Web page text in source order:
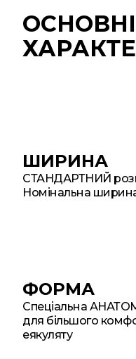
ОСНОВНІ
ШИРИНА
СТАНДАРТНИЙ
Номінальна
ФОРМА
Спеціальна
для більшого
еякуляту